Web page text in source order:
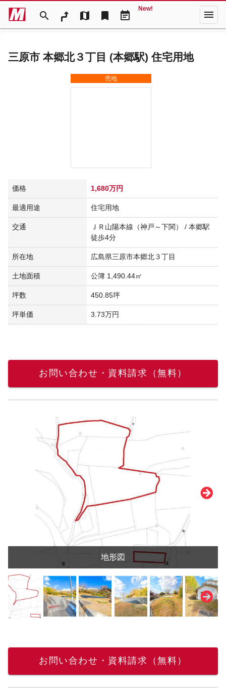
search map bookmark event_note
New! menu
三原市 本郷北３丁目 (本郷駅) 住宅用地
売地
価格 1,680万円
最適用途 住宅用地
交通
ＪＲ山陽本線（神戸～下関） / 本郷駅
徒歩4分
所在地 広島県三原市本郷北３丁目
土地面積 公簿 1,490.44㎡
坪数 450.85坪
坪単価 3.73万円
お問い合わせ・資料請求（無料）
地形図
お問い合わせ・資料請求（無料）